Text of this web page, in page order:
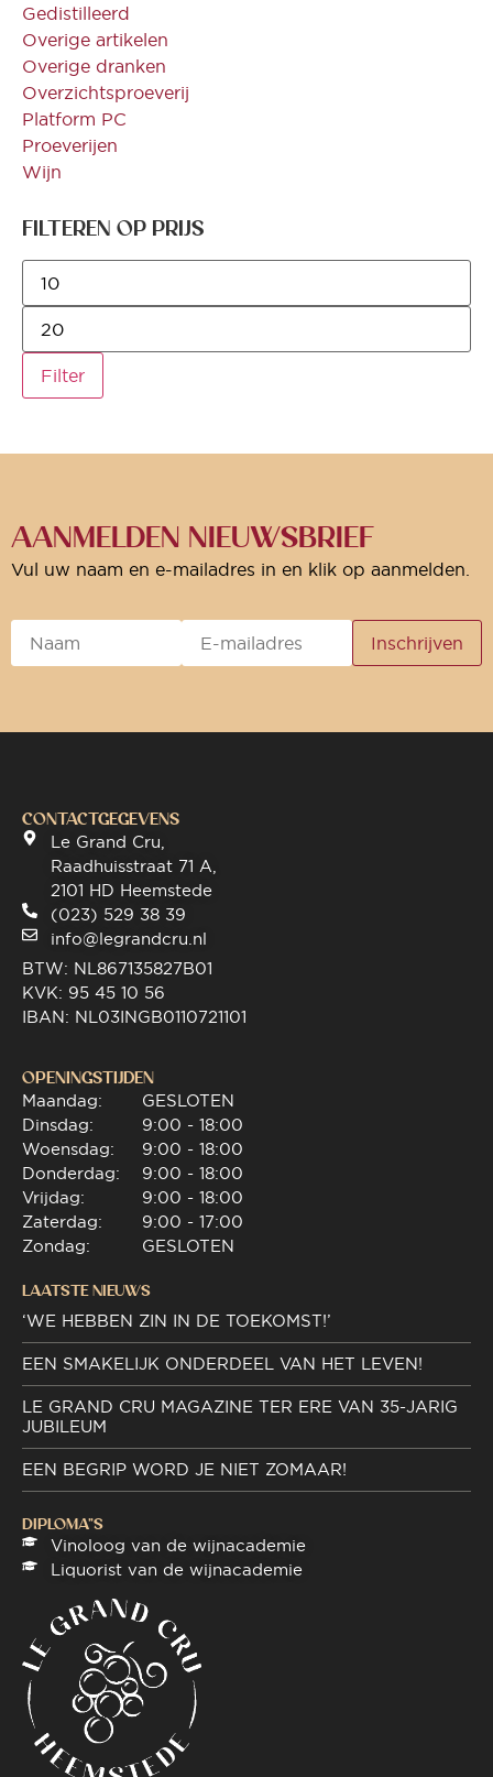
Gedistilleerd
Overige artikelen
Overige dranken
Overzichtsproeverij
Platform PC
Proeverijen
Wijn
FILTEREN OP PRIJS
Filter
AANMELDEN NIEUWSBRIEF
Vul uw naam en e-mailadres in en klik op aanmelden.
CONTACTGEGEVENS
Le Grand Cru,
Raadhuisstraat 71 A,
2101 HD Heemstede
(023) 529 38 39
info@legrandcru.nl
BTW: NL867135827B01
KVK: 95 45 10 56
IBAN: NL03INGB0110721101
OPENINGSTIJDEN
Maandag:
Dinsdag:
Woensdag:
Donderdag:
Vrijdag:
Zaterdag:
Zondag:
GESLOTEN
9:00 - 18:00
9:00 - 18:00
9:00 - 18:00
9:00 - 18:00
9:00 - 17:00
GESLOTEN
LAATSTE NIEUWS
‘WE HEBBEN ZIN IN DE TOEKOMST!’
EEN SMAKELIJK ONDERDEEL VAN HET LEVEN!
LE GRAND CRU MAGAZINE TER ERE VAN 35-JARIG
JUBILEUM
EEN BEGRIP WORD JE NIET ZOMAAR!
DIPLOMA"S
Vinoloog van de wijnacademie
Liquorist van de wijnacademie